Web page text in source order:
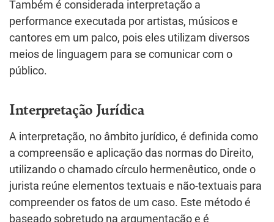
Também é considerada interpretação a
performance executada por artistas, músicos e
cantores em um palco, pois eles utilizam diversos
meios de linguagem para se comunicar com o
público.
Interpretação Jurídica
A interpretação, no âmbito jurídico, é definida como
a compreensão e aplicação das normas do Direito,
utilizando o chamado círculo hermenêutico, onde o
jurista reúne elementos textuais e não-textuais para
compreender os fatos de um caso. Este método é
baseado sobretudo na argumentação e é